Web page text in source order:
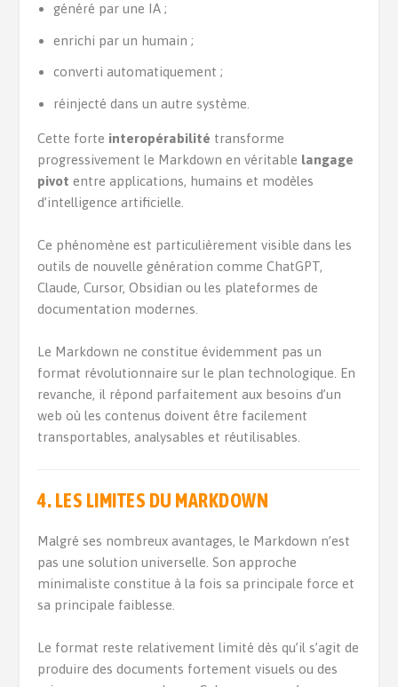
généré par une IA ;
enrichi par un humain ;
converti automatiquement ;
réinjecté dans un autre système.
Cette forte interopérabilité transforme
progressivement le Markdown en véritable langage
pivot entre applications, humains et modèles
d’intelligence artificielle.
Ce phénomène est particulièrement visible dans les
outils de nouvelle génération comme ChatGPT,
Claude, Cursor, Obsidian ou les plateformes de
documentation modernes.
Le Markdown ne constitue évidemment pas un
format révolutionnaire sur le plan technologique. En
revanche, il répond parfaitement aux besoins d’un
web où les contenus doivent être facilement
transportables, analysables et réutilisables.
4.LES LIMITES DU MARKDOWN
Malgré ses nombreux avantages, le Markdown n’est
pas une solution universelle. Son approche
minimaliste constitue à la fois sa principale force et
sa principale faiblesse.
Le format reste relativement limité dès qu’il s’agit de
produire des documents fortement visuels ou des